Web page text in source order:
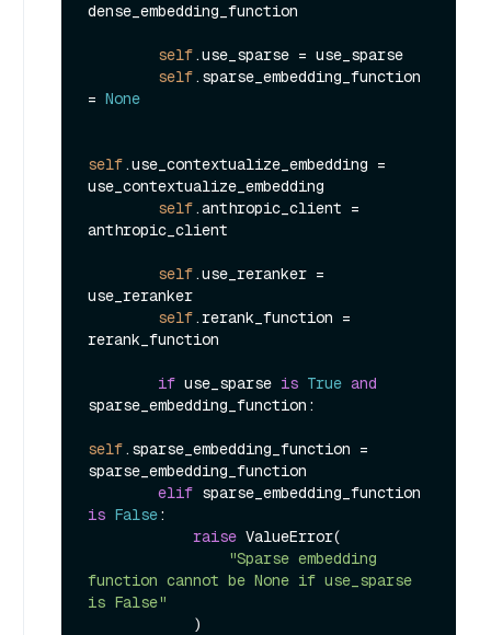
dense_embedding_function
self.use_sparse = use_sparse
self.sparse_embedding_function
= None
self.use_contextualize_embedding =
use_contextualize_embedding
self.anthropic_client =
anthropic_client
self.use_reranker =
use_reranker
self.rerank_function =
rerank_function
if use_sparse is True and
sparse_embedding_function:
self.sparse_embedding_function =
sparse_embedding_function
elif
is False:
raise ValueError(
"Sparse embedding
function cannot be None if use_sparse
is False"